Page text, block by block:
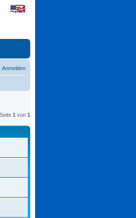
Anmelden
1 von 1